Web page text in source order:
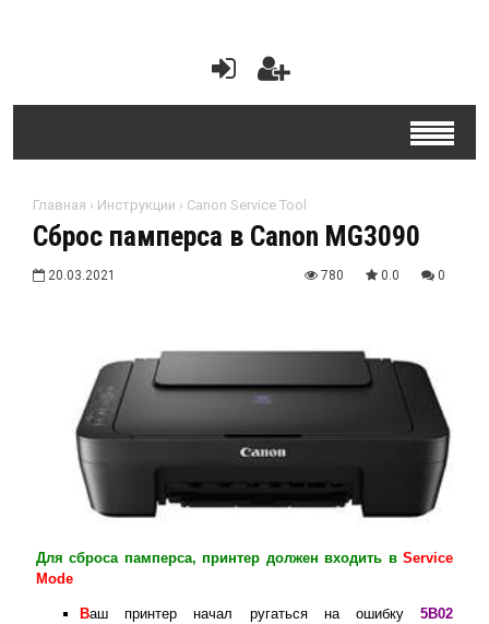
Главная › Инструкции › Canon Service Tool
Сброс памперса в Canon MG3090
20.03.2021 780 0.0 0
Для сброса памперса, принтер должен входить в Service
Mode
Ваш принтер начал ругаться на ошибку 5B02